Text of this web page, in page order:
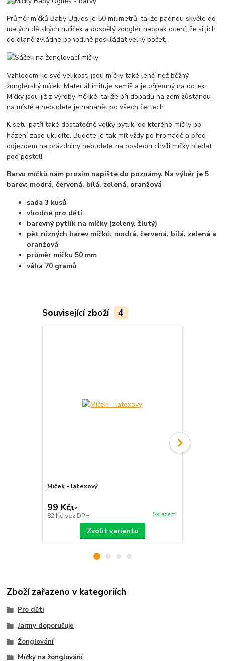
Průměr míčků Baby Uglies je 50 milimetrů, takže padnou skvěle do
malých dětských ručiček a dospělý žonglér naopak ocení, že si jich
do dlaně zvládne pohodlně poskládat velký počet.
Vzhledem ke své velikosti jsou míčky také lehčí než běžný
žonglérský míček. Materiál imituje semiš a je příjemný na dotek.
Míčky jsou již z výroby měkké, takže při dopadu na zem zůstanou
na místě a nebudete je nahánět po všech čertech.
K setu patří také dostatečně velký pytlík, do kterého míčky po
házení zase uklidíte. Budete je tak mít vždy po hromadě a před
odjezdem na prázdniny nebudete na poslední chvíli míčky hledat
pod postelí.
Barvu míčků nám prosím napište do poznámy. Na výběr je 5
barev: modrá, červená, bílá, zelená, oranžová
sada 3 kusů
vhodné pro děti
barevný pytlík na míčky (zelený, žlutý)
pět různých barev míčků: modrá, červená, bílá, zelená a
oranžová
průměr míčku 50 mm
váha 70 gramů
Související zboží 4
Míček - latexový
99 Kč/ks
82 Kč bez DPH Skladem
Zvolit variantu
Zboží zařazeno v kategoriích
Pro děti
Jarmy doporučuje
Žonglování
Míčky na žonglování